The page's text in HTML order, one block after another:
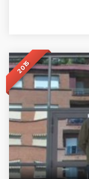
2015